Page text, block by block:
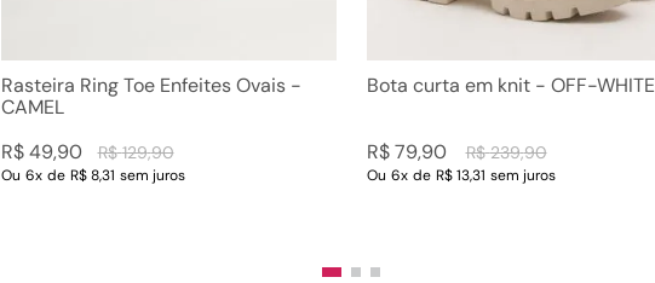
Rasteira Ring Toe Enfeites Ovais -
CAMEL
R$ 129,90
R$ 49,90
Ou 6x de R$ 8,31 sem juros
Bota curta em knit - OFF-WHITE
R$ 239,90
R$ 79,90
Ou 6x de R$ 13,31 sem juros